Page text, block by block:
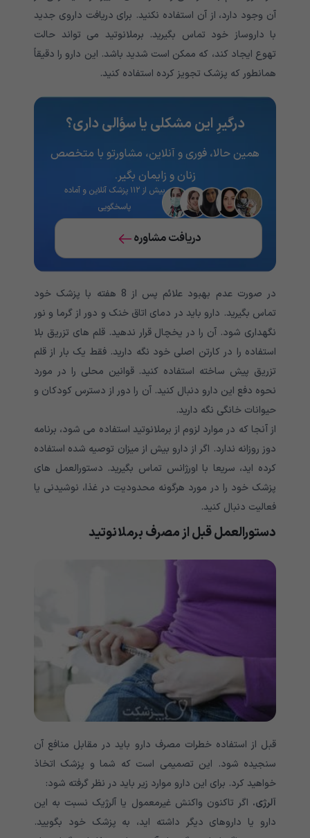
آن وجود دارد، از آن استفاده نکنید. برای دریافت داروی جدید
با داروساز خود تماس بگیرید. برملانوتید می تواند حالت
تهوع ایجاد کند، که ممکن است شدید باشد. این دارو را دقیقاً
همانطور که پزشک تجویز کرده استفاده کنید.
درگیرِ این مشکلی یا سؤالی داری؟
همین حالا، فوری و آنلاین، مشاورتو با متخصص
زنان و زایمان بگیر.
بیش از ۱۱۲ پزشک آنلاین و آماده
پاسخگویی
دریافت مشاوره
در صورت عدم بهبود علائم پس از 8 هفته با پزشک خود
تماس بگیرید. دارو باید در دمای اتاق خنک و دور از گرما و نور
نگهداری شود. آن را در یخچال قرار ندهید. قلم های تزریق بلا
استفاده را در کارتن اصلی خود نگه دارید. فقط یک بار از قلم
تزریق پیش ساخته استفاده کنید. قوانین محلی را در مورد
نحوه دفع این دارو دنبال کنید. آن را دور از دسترس کودکان و
حیوانات خانگی نگه دارید.
از آنجا که در موارد لزوم از برملانوتید استفاده می شود، برنامه
دوز روزانه ندارد. اگر از دارو بیش از میزان توصیه شده استفاده
کرده اید، سریعا با اورژانس تماس بگیرید. دستورالعمل های
پزشک خود را در مورد هرگونه محدودیت در غذا، نوشیدنی یا
فعالیت دنبال کنید.
دستورالعمل قبل از مصرف برملانوتید
قبل از استفاده خطرات مصرف دارو باید در مقابل منافع آن
سنجیده شود. این تصمیمی است که شما و پزشک اتخاذ
خواهید کرد. برای این دارو موارد زیر باید در نظر گرفته شود:
آلرژی. اگر تاکنون واکنش غیرمعمول یا آلرژیک نسبت به این
دارو یا داروهای دیگر داشته اید، به پزشک خود بگویید.